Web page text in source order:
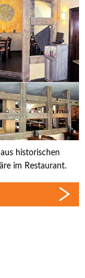
historischen
im Restaurant.